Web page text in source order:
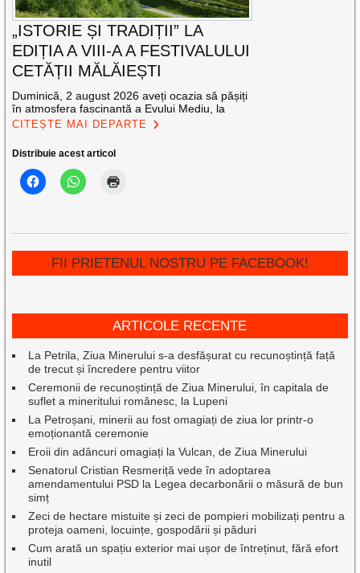
„ISTORIE ȘI TRADIȚII” LA
EDIȚIA A VIII-A A FESTIVALULUI
CETĂȚII MĂLĂIEȘTI
Duminică, 2 august 2026 aveți ocazia să pășiți
în atmosfera fascinantă a Evului Mediu, la
CITEȘTE MAI DEPARTE
Distribuie acest articol
FII PRIETENUL NOSTRU PE FACEBOOK!
ARTICOLE RECENTE
La Petrila, Ziua Minerului s-a desfășurat cu recunoștință față
de trecut și încredere pentru viitor
Ceremonii de recunoștință de Ziua Minerului, în capitala de
suflet a mineritului românesc, la Lupeni
La Petroșani, minerii au fost omagiați de ziua lor printr-o
emoționantă ceremonie
Eroii din adâncuri omagiați la Vulcan, de Ziua Minerului
Senatorul Cristian Resmeriță vede în adoptarea
amendamentului PSD la Legea decarbonării o măsură de bun
simț
Zeci de hectare mistuite și zeci de pompieri mobilizați pentru a
proteja oameni, locuințe, gospodării și păduri
Cum arată un spațiu exterior mai ușor de întreținut, fără efort
inutil